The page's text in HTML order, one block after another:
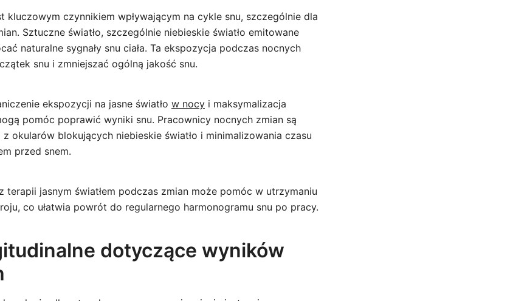
kluczowym czynnikiem wpływającym na cykle snu, szczególnie dla
Sztuczne światło, szczególnie niebieskie światło emitowane
naturalne sygnały snu ciała. Ta ekspozycja podczas nocnych
snu i zmniejszać ogólną jakość snu.
ekspozycji na jasne światło w nocy i maksymalizacja
pomóc poprawić wyniki snu. Pracownicy nocnych zmian są
okularów blokujących niebieskie światło i minimalizowania czasu
przed snem.
terapii jasnym światłem podczas zmian może pomóc w utrzymaniu
co ułatwia powrót do regularnego harmonogramu snu po pracy.
dotyczące wyników